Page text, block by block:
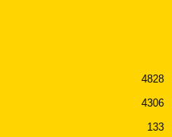
4828
4306
133